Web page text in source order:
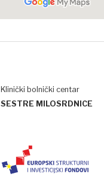
Klinički bolnički centar
SESTRE MILOSRDNICE